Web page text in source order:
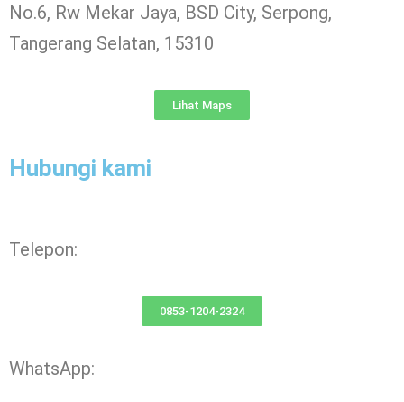
No.6, Rw Mekar Jaya, BSD City, Serpong,
Tangerang Selatan, 15310
Lihat Maps
Hubungi kami
Telepon:
0853-1204-2324
WhatsApp: